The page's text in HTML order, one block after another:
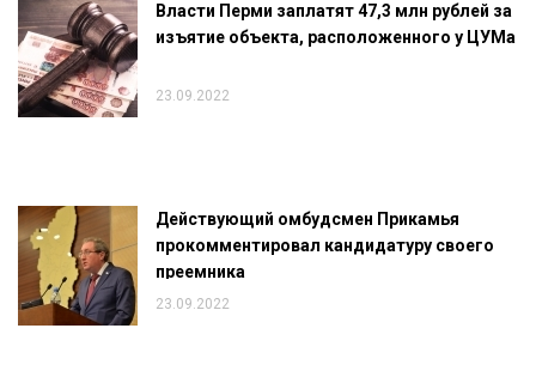
Власти Перми заплатят 47,3 млн рублей за
изъятие объекта, расположенного у ЦУМа
23.09.2022
Действующий омбудсмен Прикамья
прокомментировал кандидатуру своего
преемника
23.09.2022